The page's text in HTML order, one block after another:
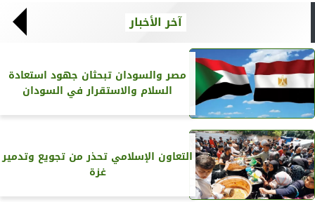
آخر الأخبار
مصر والسودان تبحثان جهود استعادة
السلام والاستقرار في السودان
التعاون الإسلامي تحذر من تجويع وتدمير
غزة